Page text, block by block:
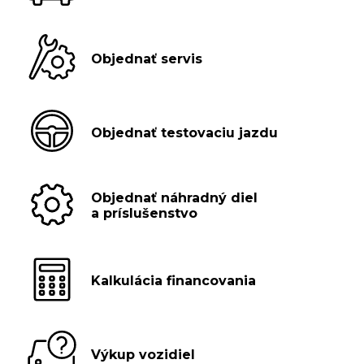
Objednať servis
Objednať testovaciu jazdu
Objednať náhradný diel
a príslušenstvo
Kalkulácia financovania
Výkup vozidiel